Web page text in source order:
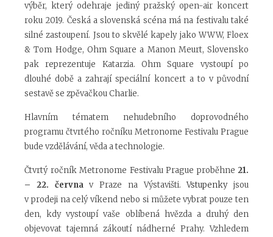
výběr, který odehraje jediný pražský open-air koncert
roku 2019. Česká a slovenská scéna má na festivalu také
silné zastoupení. Jsou to skvělé kapely jako WWW, Floex
& Tom Hodge, Ohm Square a Manon Meurt, Slovensko
pak reprezentuje Katarzia. Ohm Square vystoupí po
dlouhé době a zahrají speciální koncert a to v původní
sestavě se zpěvačkou Charlie.
Hlavním tématem nehudebního doprovodného
programu čtvrtého ročníku Metronome Festivalu Prague
bude vzdělávání, věda a technologie.
Čtvrtý ročník Metronome Festivalu Prague proběhne 21.
– 22. červnav Praze na Výstavišti.Vstupenkyjsou
v prodeji na celý víkend nebo si můžete vybrat pouze ten
den, kdy vystoupí vaše oblíbená hvězda a druhý den
objevovat tajemná zákoutí nádherné Prahy. Vzhledem